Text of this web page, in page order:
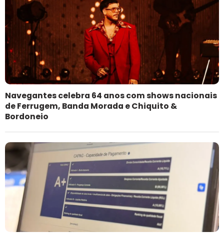
Navegantes celebra 64 anos com shows nacionais
de Ferrugem, Banda Morada e Chiquito &
Bordoneio